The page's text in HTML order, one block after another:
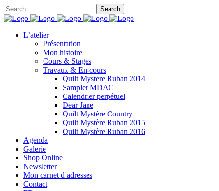
L’atelier
Présentation
Mon histoire
Cours & Stages
Travaux & En-cours
Quilt Mystère Ruban 2014
Sampler MDAC
Calendrier perpétuel
Dear Jane
Quilt Mystère Country
Quilt Mystère Ruban 2015
Quilt Mystère Ruban 2016
Agenda
Galerie
Shop Online
Newsletter
Mon carnet d’adresses
Contact